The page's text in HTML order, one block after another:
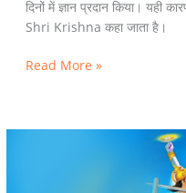
दिनों में ज्ञान प्रदान किया।
Shri Krishna कहा जाता है।
Read More »